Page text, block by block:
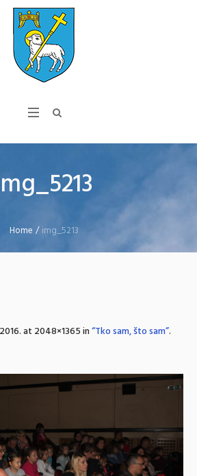
Home /img_5213
at 2048×1365 in“Tko sam, što sam”.